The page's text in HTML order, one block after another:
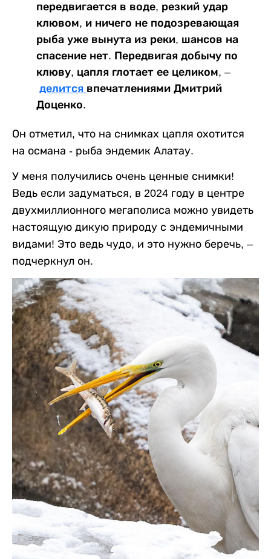
передвигается в воде, резкий удар
клювом, и ничего не подозревающая
рыба уже вынута из реки, шансов на
спасение нет. Передвигая добычу по
клюву, цапля глотает ее целиком, –
делится впечатлениями Дмитрий
Доценко.
Он отметил, что на снимках цапля охотится
на османа - рыба эндемик Алатау.
У меня получились очень ценные снимки!
Ведь если задуматься, в 2024 году в центре
двухмиллионного мегаполиса можно увидеть
настоящую дикую природу с эндемичными
видами! Это ведь чудо, и это нужно беречь, –
подчеркнул он.